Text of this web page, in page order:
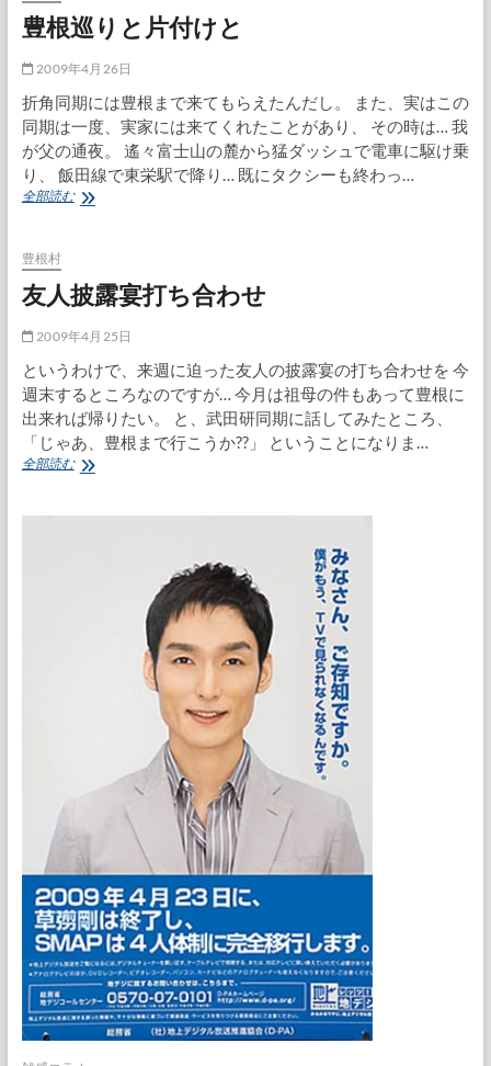
確
豊根巡りと片付けと
2009年4月26日
折角同期には豊根まで来てもらえたんだし。 また、実はこの
同期は一度、実家には来てくれたことがあり、 その時は… 我
が父の通夜。 遙々富士山の麓から猛ダッシュで電車に駆け乗
り、 飯田線で東栄駅で降り… 既にタクシーも終わっ…
全部読む豊
片
付
け
豊根村
友人披露宴打ち合わせ
2009年4月25日
というわけで、来週に迫った友人の披露宴の打ち合わせを 今
週末するところなのですが… 今月は祖母の件もあって豊根に
出来れば帰りたい。 と、武田研同期に話してみたところ、
「じゃあ、豊根まで行こうか??」 ということになりま…
全部読む友
露